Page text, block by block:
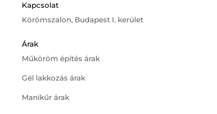
Kapcsolat
Körömszalon, Budapest I. kerület
Árak
Műköröm építés árak
Gél lakkozás árak
Manikűr árak